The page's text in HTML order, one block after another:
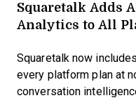
Squaretalk Adds
Analytics to All
Squaretalk now
every platform plan at
conversation